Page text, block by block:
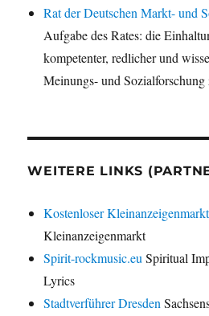
Rat der Deutschen Markt- und
Aufgabe des Rates: die
kompetenter, redlicher und
Meinungs- und Sozialforschung
WEITERE LINKS
Kostenloser
Kleinanzeigenmarkt
Spirit-rockmusic.euSpiritual
Lyrics
Stadtverführer Dresden